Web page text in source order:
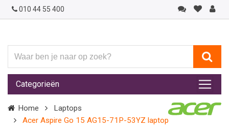
010 44 55 400
ben
je
naar
op
zoek?
Categorieën
Home
Laptops
Acer Aspire Go 15 AG15-71P-53YZ laptop